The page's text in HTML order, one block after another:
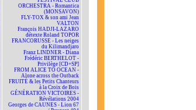
ORCHESTRA - Romantica
(MONSAVON)
FLY-TOX & son ami Jean
VALTON
François HADJI-LAZARO
détexte Roland TOPOR
FRANCORUSSE - Les neiges
du Kilimandjaro
Franz LINDNER - Diana
Frédéric BERTHELOT -
Privilège [CD+SP]
FROM ALICE TO OCEAN -
Alone across the Outback
FRUITÉ & les Petits Chanteurs
à la Croix de Bois
GÉNÉRATION VICTOIRES -
Révélations 2004
Georges de CAUNES - Lion 67